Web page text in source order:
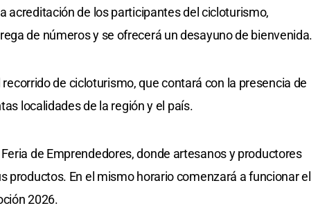
acreditación de los participantes del cicloturismo,
de números y se ofrecerá un desayuno de bienvenida.
de cicloturismo, que contará con la presencia de
localidades de la región y el país.
de Emprendedores, donde artesanos y productores
productos. En el mismo horario comenzará a funcionar el
2026.